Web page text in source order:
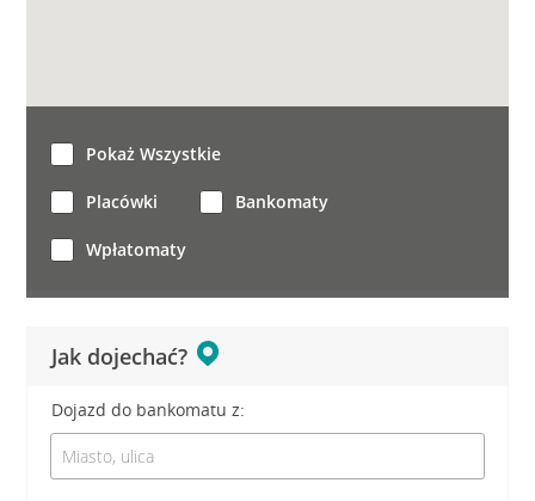
Jak dojechać?
Dojazd do bankomatu z:
Pokaż Wszystkie
Placówki Bankomaty
Wpłatomaty